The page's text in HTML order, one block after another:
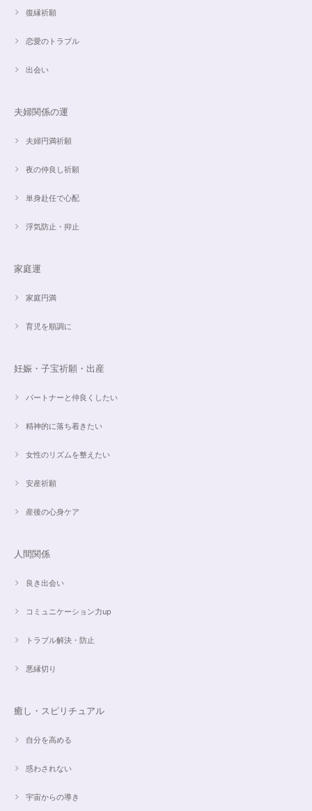
復縁祈願
恋愛のトラブル
出会い
夫婦関係の運
夫婦円満祈願
夜の仲良し祈願
単身赴任で心配
浮気防止・抑止
家庭運
家庭円満
育児を順調に
妊娠・子宝祈願・出産
パートナーと仲良くしたい
精神的に落ち着きたい
女性のリズムを整えたい
安産祈願
産後の心身ケア
人間関係
良き出会い
コミュニケーション力up
トラブル解決・防止
悪縁切り
癒し・スピリチュアル
自分を高める
惑わされない
宇宙からの導き